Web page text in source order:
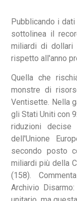
Pubblicando i
sottolinea il
miliardi di
rispetto all'anno
Quella che
monstre di
Ventisette. Nella
gli Stati Uniti con
riduzioni decise
dell'Unione
secondo posto
miliardi più della
(158).
Archivio